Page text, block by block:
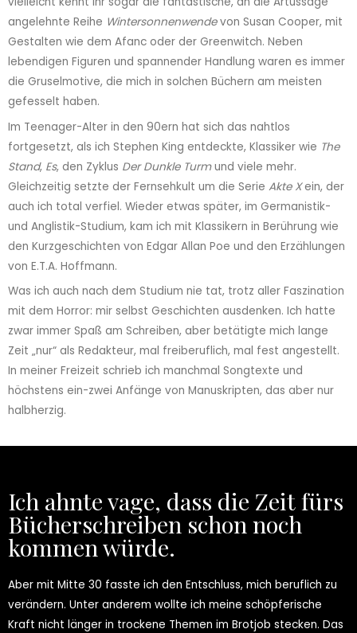
angelehnte Reihe Wintersonnenwendevon Susan Cooper, mit
Gestalten wie dem Afanc oder der Greenwitch. Neben
lebendigen Figuren und spannender Handlung waren es immer
die Gruselmotive, die mich in solchen Büchern am meisten
gefesselt haben.
Im Teenager-Alter in den 90ern hat sich das nahtlos
fortgesetzt, als ich Stephen King entdeckte, Klassiker wie The
Stand, Es, den Zyklus Der Dunkle Turmund viele mehr.
Gleichzeitig setzte der Fernsehkult um die Serie Akte Xein, der
auch ich total verfiel. Wieder etwas später, im Germanistik-
und Anglistik-Studium, kam ich mit Klassikern in Berührung wie
den Kurzgeschichten von Edgar Allan Poe und den Erzählungen
von E.T.A. Hoffmann.
Was ich auch nach dem Studium nie tat, trotz aller Faszination
mit dem Horror: mir selbst Geschichten ausdenken. Ich hatte
zwar immer Spaß am Schreiben, aber betätigte mich lange
Zeit „nur“ als Redakteur, mal freiberuflich, mal fest angestellt.
In meiner Freizeit schrieb ich manchmal Songtexte und
höchstens ein-zwei Anfänge von Manuskripten, das aber nur
halbherzig.
Ich ahnte vage, dass die Zeit fürs
Bücherschreiben schon noch
kommen würde.
Aber mit Mitte 30 fasste ich den Entschluss, mich beruflich zu
verändern. Unter anderem wollte ich meine schöpferische
Kraft nicht länger in trockene Themen im Brotjob stecken. Das